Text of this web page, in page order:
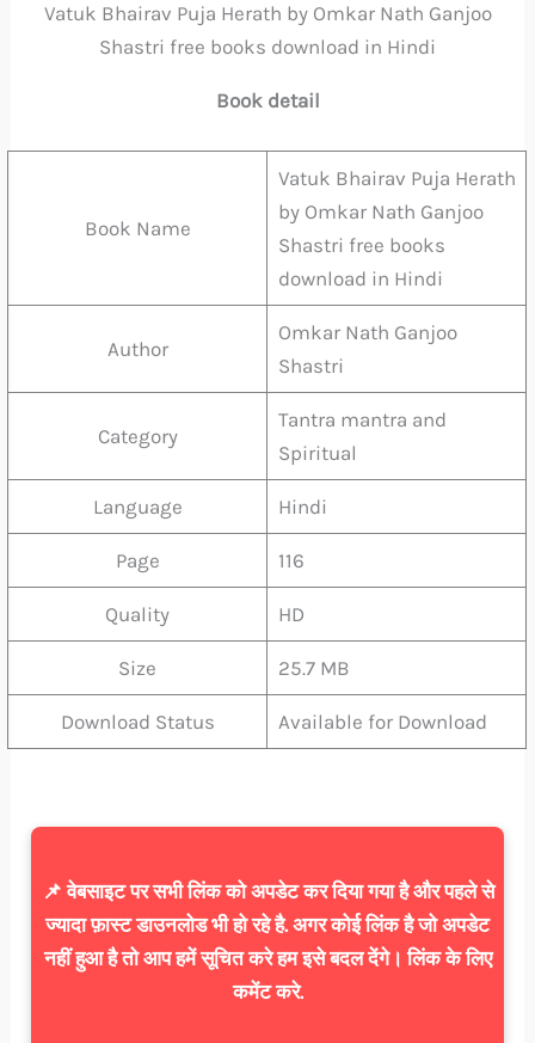
Vatuk Bhairav Puja Herath by Omkar Nath Ganjoo
Shastri free books download in Hindi
Book detail
Book Name
Vatuk Bhairav Puja Herath
by Omkar Nath Ganjoo
Shastri free books
download in Hindi
Author
Omkar Nath Ganjoo
Shastri
Category
Tantra mantra and
Spiritual
Language Hindi
Page 116
Quality HD
Size 25.7 MB
Download Status Available for Download
📌 वेबसाइट पर सभी लिंक को अपडेट कर दिया गया है और पहले से
ज्यादा फ़ास्ट डाउनलोड भी हो रहे है. अगर कोई लिंक है जो अपडेट
नहीं हुआ है तो आप हमें सूचित करे हम इसे बदल देंगे। लिंक के लिए
कमेंट करे.